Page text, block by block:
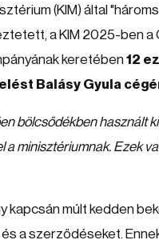
(KIM) által
a KIM 2025-ben
keretében12
Balásy Gyula
bölcsődékben használt
a minisztériumnak. Ezek
kapcsán múlt kedden
a szerződéseket.